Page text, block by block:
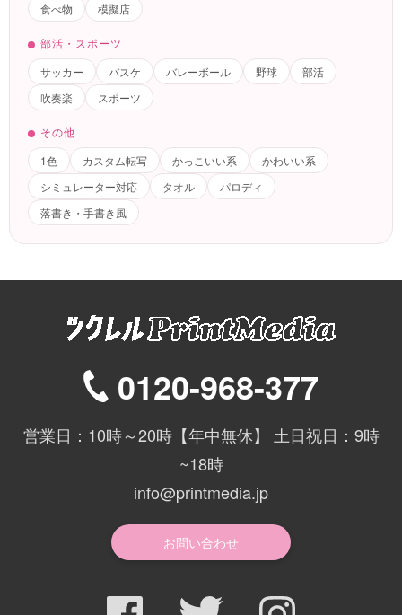
食べ物
模擬店
部活・スポーツ
サッカー
バスケ バレーボール 野球
部活
吹奏楽
スポーツ
その他
1色
カスタム転写 かっこいい系
かわいい系
シミュレーター対応
タオル
パロディ
落書き・手書き風
0120-968-377
営業日：10時～20時【年中無休】 土日祝日：9時
~18時
info@printmedia.jp
お問い合わせ